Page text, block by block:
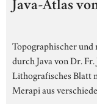
Java-Atlas
Topographischer
durch Java von Dr.
Lithografisches Blatt
Merapi aus